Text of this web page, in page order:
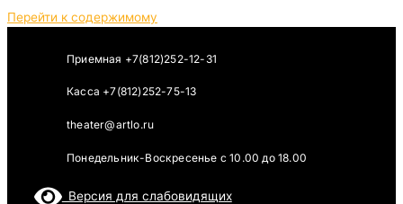
Перейти к содержимому
Приемная +7(812)252-12-31
Касса +7(812)252-75-13
theater@artlo.ru
Понедельник-Воскресенье c 10.00 до 18.00
Версия для слабовидящих